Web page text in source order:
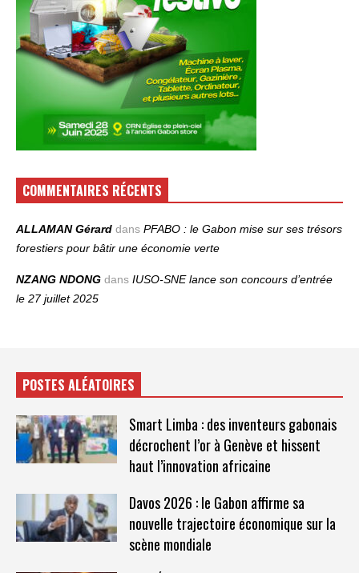
COMMENTAIRES RÉCENTS
ALLAMAN Gérard dans PFABO : le Gabon mise sur ses trésors
forestiers pour bâtir une économie verte
NZANG NDONG dans IUSO‑SNE lance son concours d’entrée
le 27 juillet 2025
POSTES ALÉATOIRES
Smart Limba : des inventeurs gabonais
décrochent l’or à Genève et hissent
haut l’innovation africaine
Davos 2026 : le Gabon affirme sa
nouvelle trajectoire économique sur la
scène mondiale